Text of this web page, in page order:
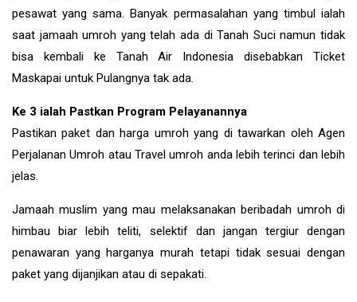
pesawat yang sama. Banyak permasalahan yang timbul ialah
saat jamaah umroh yang telah ada di Tanah Suci namun tidak
bisa kembali ke Tanah Air Indonesia disebabkan Ticket
Maskapai untuk Pulangnya tak ada.
Ke 3 ialah Pastkan Program Pelayanannya
Pastikan paket dan harga umroh yang di tawarkan oleh Agen
Perjalanan Umroh atau Travel umroh anda lebih terinci dan lebih
jelas.
Jamaah muslim yang mau melaksanakan beribadah umroh di
himbau biar lebih teliti, selektif dan jangan tergiur dengan
penawaran yang harganya murah tetapi tidak sesuai dengan
paket yang dijanjikan atau di sepakati.